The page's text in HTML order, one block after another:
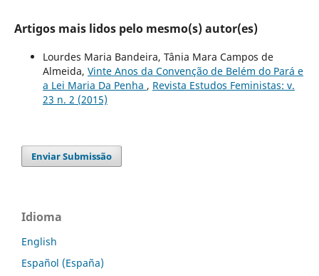
Artigos mais lidos pelo mesmo(s) autor(es)
Lourdes Maria Bandeira, Tânia Mara Campos de
Almeida, Vinte Anos da Convenção de Belém do Pará e
a Lei Maria Da Penha , Revista Estudos Feministas: v.
23 n. 2 (2015)
Enviar Submissão
Idioma
English
Español (España)